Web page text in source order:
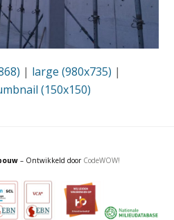
| large (980x735) |
(150x150)
– Ontwikkeld door CodeWOW!